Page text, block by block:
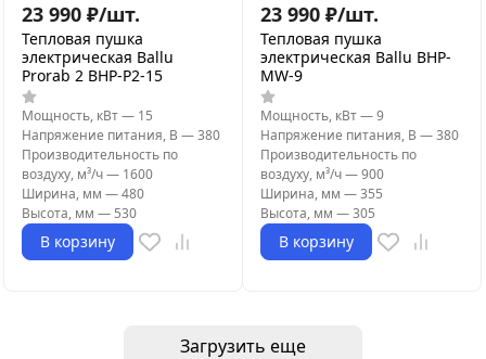
23 990 ₽/шт.
Тепловая пушка
электрическая Ballu
Prorab 2 BHP-P2-15
Мощность, кВт— 15
Напряжение питания, В —380
Производительность по
воздуху, м³/ч— 1600
Ширина, мм —480
Высота, мм — 530
В корзину
23 990 ₽/шт.
Тепловая пушка
электрическая Ballu BHP-
MW-9
Мощность, кВт—9
Напряжение питания, В —380
Производительность по
воздуху, м³/ч—900
Ширина, мм —355
Высота, мм —305
В корзину
Загрузить еще